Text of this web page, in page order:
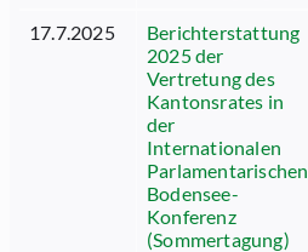
17.7.2025
Berichterstattung
2025 der
Vertretung des
Kantonsrates in
der
Internationalen
Parlamentarischen
Bodensee-
Konferenz
(Sommertagung)